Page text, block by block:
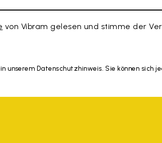
von Vibram gelesen und stimme der
unserem Datenschutzhinweis. Sie können sich